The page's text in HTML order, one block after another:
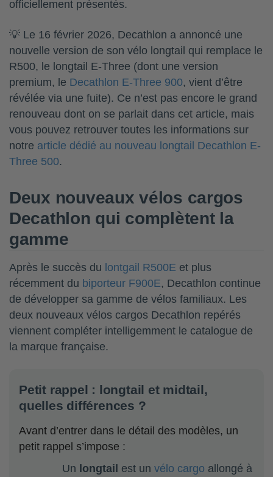
officiellement présentés.
💡 Le 16 février 2026, Decathlon a annoncé une
nouvelle version de son vélo longtail qui remplace le
R500, le longtail E-Three (dont une version
premium, le Decathlon E-Three 900, vient d’être
révélée via une fuite). Ce n’est pas encore le grand
renouveau dont on se parlait dans cet article, mais
vous pouvez retrouver toutes les informations sur
notre article dédié au nouveau longtail Decathlon E-
Three 500.
Deux nouveaux vélos cargos
Decathlon qui complètent la
gamme
Après le succès du lontgail R500E et plus
récemment du biporteur F900E, Decathlon continue
de développer sa gamme de vélos familiaux. Les
deux nouveaux vélos cargos Decathlon repérés
viennent compléter intelligemment le catalogue de
la marque française.
Petit rappel : longtail et midtail,
quelles différences ?
Avant d’entrer dans le détail des modèles, un
petit rappel s’impose :
Un longtail est un vélo cargo allongé à